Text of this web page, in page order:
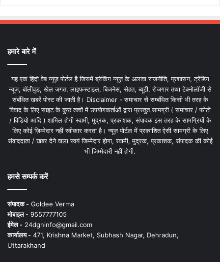
हमारे बारे में
यह एक हिंदी वेब न्यूज़ पोर्टल है जिसमें ब्रेकिंग न्यूज़ के अलावा राजनीति, प्रशासन, ट्रेंडिंग
न्यूज, बॉलीवुड, खेल जगत, लाइफस्टाइल, बिजनेस, सेहत, ब्यूटी, रोजगार तथा टेक्नोलॉजी से
संबंधित खबरें पोस्ट की जाती है। Disclaimer - समाचार से सम्बंधित किसी भी तरह के
विवाद के लिए साइट के कुछ तत्वों में उपयोगकर्ताओं द्वारा प्रस्तुत सामग्री ( समाचार / फोटो
/ विडियो आदि ) शामिल होगी स्वामी, मुद्रक, प्रकाशक, संपादक इस तरह के सामग्रियों के
लिए कोई ज़िम्मेदार नहीं स्वीकार करता है। न्यूज़ पोर्टल में प्रकाशित ऐसी सामग्री के लिए
संवाददाता / खबर देने वाला स्वयं जिम्मेदार होगा, स्वामी, मुद्रक, प्रकाशक, संपादक की कोई
भी जिम्मेदारी नहीं होगी.
हमसे सम्पर्क करें
संपादक - Goldee Verma
मोबाइल - 9557777105
ईमेल - 24dgninfo@gmail.com
कार्यालय - 471, Krishna Market, Subhash Nagar, Dehradun,
Uttarakhand